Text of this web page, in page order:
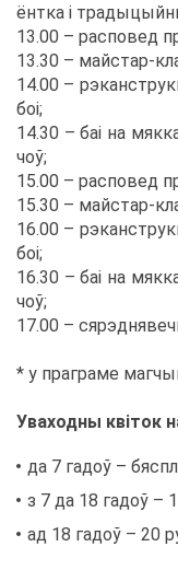
ёнт­ка і
13.00 – рас­по­вед
13.30 – май­стар-
14.00 –
боі;
14.30 – баі на
чоў;
15.00 – рас­по­вед
15.30 – май­стар-
16.00 –
боі;
16.30 – баі на
чоў;
17.00 –
* у пра­гра­ме
Ува­х­од­ны квіток
да 7 га­доў –
з 7 да 18 га­доў –
ад 18 га­доў – 20